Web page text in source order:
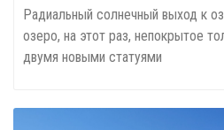
Радиальный солнечный выход к
озеро, на этот раз, непокрытое
двумя новыми статуями